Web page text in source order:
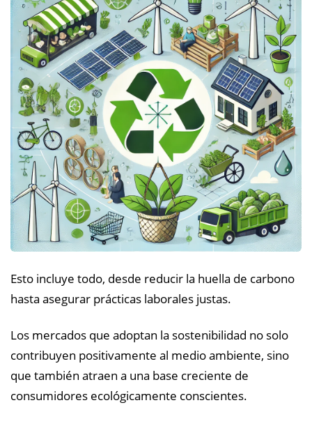
Esto incluye todo, desde reducir la huella de carbono
hasta asegurar prácticas laborales justas.
Los mercados que adoptan la sostenibilidad no solo
contribuyen positivamente al medio ambiente, sino
que también atraen a una base creciente de
consumidores ecológicamente conscientes.